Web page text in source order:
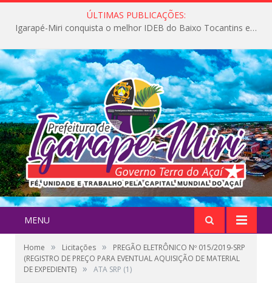
ÚLTIMAS PUBLICAÇÕES:
Igarapé-Miri conquista o melhor IDEB do Baixo Tocantins e avança na qualidade da educação pública
MENU
Home » Licitações »
PREGÃO ELETRÔNICO Nº 015/2019-SRP
(REGISTRO DE PREÇO PARA EVENTUAL AQUISIÇÃO DE MATERIAL
DE EXPEDIENTE) » ATA SRP (1)